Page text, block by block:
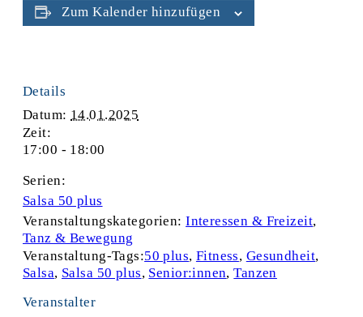
Zum Kalender hinzufügen
Details
Datum: 14.01.2025
Zeit:
17:00 - 18:00
Serien:
Salsa 50 plus
Veranstaltungskategorien: Interessen & Freizeit,
Tanz & Bewegung
Veranstaltung-Tags:50 plus, Fitness, Gesundheit,
Salsa, Salsa 50 plus, Senior:innen,Tanzen
Veranstalter